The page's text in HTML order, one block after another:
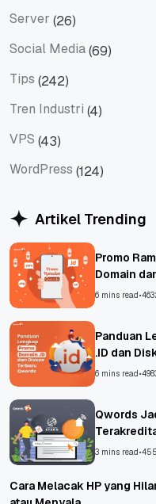
Server (26)
Social Media(69)
Tips (242)
Tren Industri (4)
VPS (43)
WordPress (124)
Artikel Trending
Promo
Domain
6 mins read•
Panduan
.ID dan
6 mins read•
Qwords
3 mins read•
Cara Melacak HP yang